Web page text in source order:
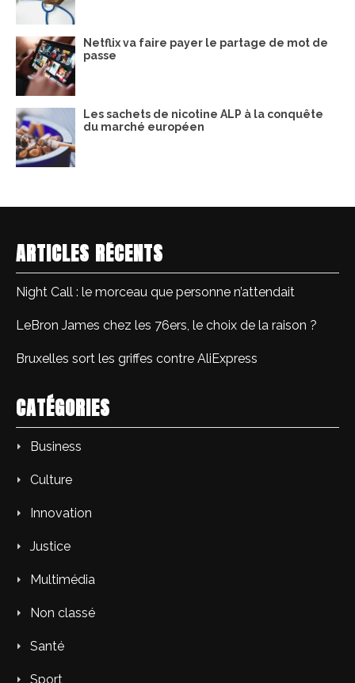
Netflix va faire payer le partage de mot de
passe
Les sachets de nicotine ALP à la conquête
du marché européen
ARTICLES RÉCENTS
Night Call : le morceau que personne n’attendait
LeBron James chez les 76ers, le choix de la raison ?
Bruxelles sort les griffes contre AliExpress
CATÉGORIES
Business
Culture
Innovation
Justice
Multimédia
Non classé
Santé
Sport